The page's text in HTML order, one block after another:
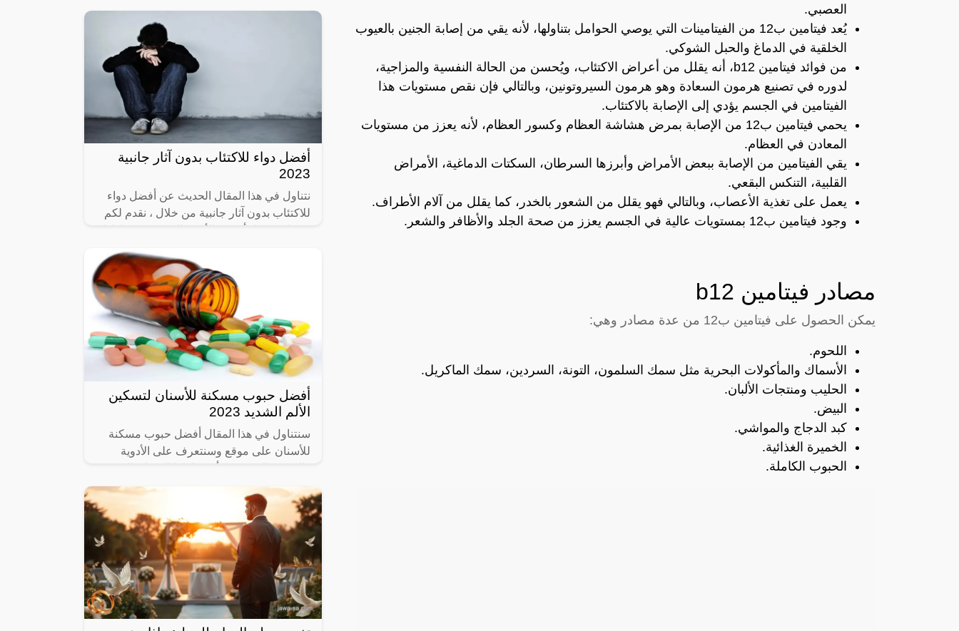
العصبي.
يُعد فيتامين ب12 من الفيتامينات التي يوصي الحوامل بتناولها، لأنه يقي من إصابة الجنين بالعيوب
الخلقية في الدماغ والحبل الشوكي.
من فوائد فيتامين b12، أنه يقلل من أعراض الاكتئاب، ويُحسن من الحالة النفسية والمزاجية،
لدوره في تصنيع هرمون السعادة وهو هرمون السيروتونين، وبالتالي فإن نقص مستويات هذا
الفيتامين في الجسم يؤدي إلى الإصابة بالاكتئاب.
يحمي فيتامين ب12 من الإصابة بمرض هشاشة العظام وكسور العظام، لأنه يعزز من مستويات
المعادن في العظام.
يقي الفيتامين من الإصابة ببعض الأمراض وأبرزها السرطان، السكتات الدماغية، الأمراض
القلبية، التنكس البقعي.
يعمل على تغذية الأعصاب، وبالتالي فهو يقلل من الشعور بالخدر، كما يقلل من آلام الأطراف.
وجود فيتامين ب12 بمستويات عالية في الجسم يعزز من صحة الجلد والأظافر والشعر.
مصادر فيتامين b12
يمكن الحصول على فيتامين ب12 من عدة مصادر وهي:
اللحوم.
الأسماك والمأكولات البحرية مثل سمك السلمون، التونة، السردين، سمك الماكريل.
الحليب ومنتجات الألبان.
البيض.
كبد الدجاج والمواشي.
الخميرة الغذائية.
الحبوب الكاملة.
أفضل دواء للاكتئاب بدون آثار جانبية
2023
نتناول في هذا المقال الحديث عن أفضل دواء
للاكتئاب بدون آثار جانبية من خلال ، نقدم لكم
أفضل حبوب مسكنة للأسنان لتسكين
الألم الشديد 2023
سنتناول في هذا المقال أفضل حبوب مسكنة
للأسنان على موقع وسنتعرف على الأدوية
يعاني من ألم في الأسنان، وما هي المسكنات